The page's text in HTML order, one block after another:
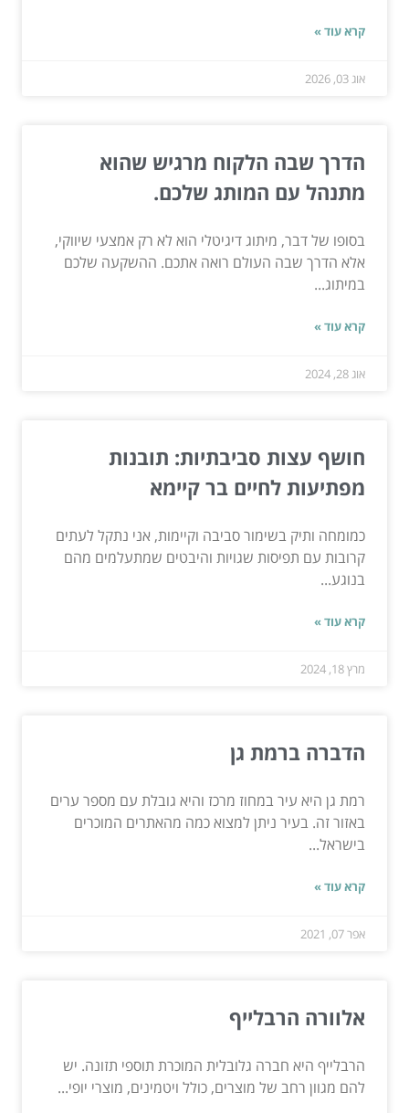
קרא עוד »
אוג 03, 2026
הדרך שבה הלקוח מרגיש שהוא
מתנהל עם המותג שלכם.
בסופו של דבר, מיתוג דיגיטלי הוא לא רק אמצעי שיווקי,
אלא הדרך שבה העולם רואה אתכם. ההשקעה שלכם
במיתוג...
קרא עוד »
אוג 28, 2024
חושף עצות סביבתיות: תובנות
מפתיעות לחיים בר קיימא
כמומחה ותיק בשימור סביבה וקיימות, אני נתקל לעתים
קרובות עם תפיסות שגויות והיבטים שמתעלמים מהם
בנוגע...
קרא עוד »
מרץ 18, 2024
הדברה ברמת גן
רמת גן היא עיר במחוז מרכז והיא גובלת עם מספר ערים
באזור זה. בעיר ניתן למצוא כמה מהאתרים המוכרים
בישראל...
קרא עוד »
אפר 07, 2021
אלוורה הרבלייף
הרבלייף היא חברה גלובלית המוכרת תוספי תזונה. יש
להם מגוון רחב של מוצרים, כולל ויטמינים, מוצרי יופי...